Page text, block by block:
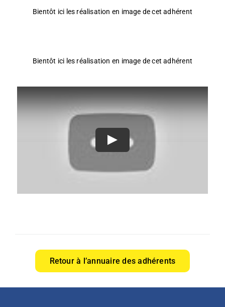
Bientôt ici les réalisation en image de cet adhérent
Bientôt ici les réalisation en image de cet adhérent
Retour à l’annuaire des adhérents